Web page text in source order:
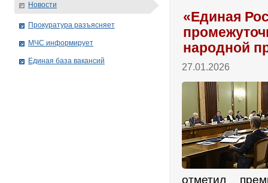
«Единая
народной
27.01.2026
отметил
Новости
Прокуратура разъясняет
МЧС информирует
Единая база вакансий